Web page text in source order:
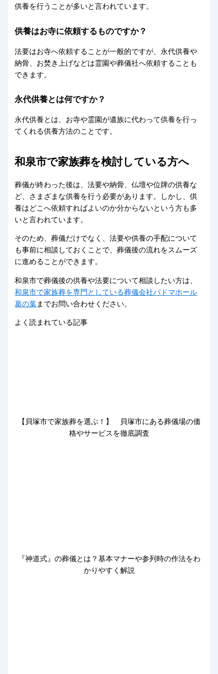
供養を行うことが多いと言われています。
供養はお寺に依頼するものですか？
法要はお寺へ依頼することが一般的ですが、永代供養や
納骨、お焚き上げなどは霊園や葬儀社へ依頼することも
できます。
永代供養とは何ですか？
永代供養とは、お寺や霊園が遺族に代わって供養を行っ
てくれる供養方法のことです。
和泉市で家族葬を検討している方へ
葬儀が終わった後は、法要や納骨、仏壇や位牌の供養な
ど、さまざまな供養を行う必要があります。しかし、供
養はどこへ依頼すればよいのか分からないという方も多
いと言われています。
そのため、葬儀だけでなく、法要や供養の手配について
も事前に相談しておくことで、葬儀後の流れをスムーズ
に進めることができます。
和泉市で葬儀後の供養や法要について相談したい方は、
和泉市で家族葬を専門としている葬儀会社パドマホール
葛の葉までお問い合わせください。
よく読まれている記事
【貝塚市で家族葬を選ぶ！】 貝塚市にある葬儀場の価
格やサービスを徹底調査
『神道式』の葬儀とは？基本マナーや参列時の作法をわ
かりやすく解説